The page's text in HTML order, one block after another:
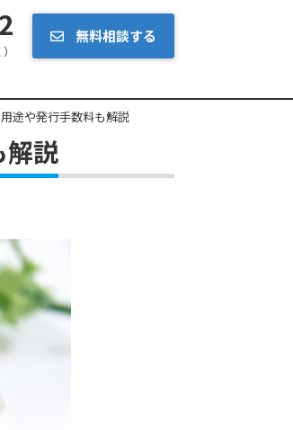
無料相談する
途や発行手数料も解説
解説